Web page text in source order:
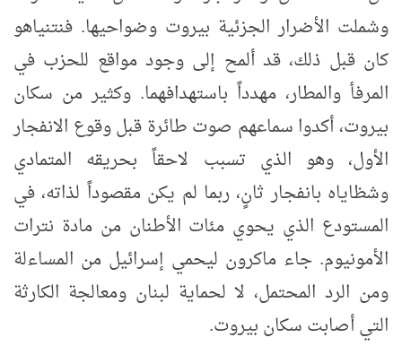
وشملت الأضرار الجزئية بيروت وضواحيها. فنتنياهو
كان قبل ذلك، قد ألمح إلى وجود مواقع للحزب في
المرفأ والمطار، مهدداً باستهدافهما. وكثير من سكان
بيروت، أكدوا سماعهم صوت طائرة قبل وقوع الانفجار
الأول، وهو الذي تسبب لاحقاً بحريقه المتمادي
وشظاياه بانفجار ثانٍ، ربما لم يكن مقصوداً لذاته، في
المستودع الذي يحوي مئات الأطنان من مادة نترات
الأمونيوم. جاء ماكرون ليحمي إسرائيل من المساءلة
ومن الرد المحتمل، لا لحماية لبنان ومعالجة الكارثة
التي أصابت سكان بيروت.